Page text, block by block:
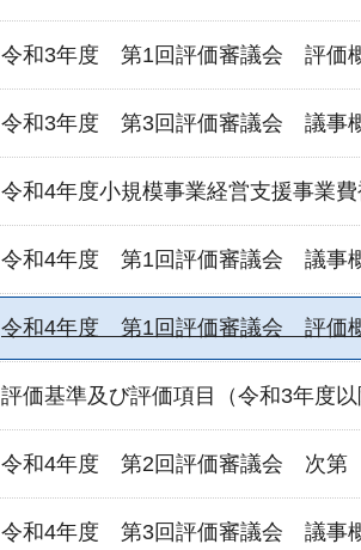
令和3年度 第1回評価審議会 評価
令和3年度 第3回評価審議会 議事
令和4年度小規模事業経営支援事業
令和4年度 第1回評価審議会 議事
令和4年度 第1回評価審議会 評価
評価基準及び評価項目（令和3年度以
令和4年度 第2回評価審議会 次第
令和4年度 第3回評価審議会 議事